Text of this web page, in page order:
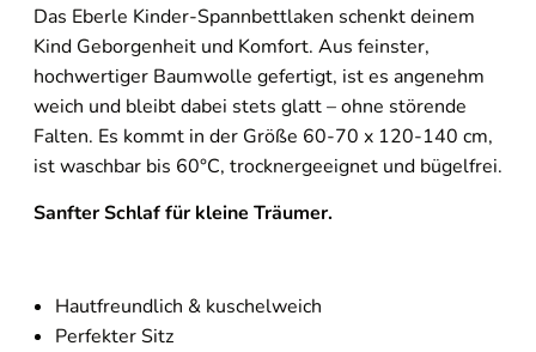
Das Eberle Kinder-Spannbettlaken schenkt deinem
Kind Geborgenheit und Komfort. Aus feinster,
hochwertiger Baumwolle gefertigt, ist es angenehm
weich und bleibt dabei stets glatt – ohne störende
Falten. Es kommt in der Größe 60-70 x 120-140 cm,
ist waschbar bis 60°C, trocknergeeignet und bügelfrei.
Sanfter Schlaf für kleine Träumer.
Hautfreundlich & kuschelweich
Perfekter Sitz